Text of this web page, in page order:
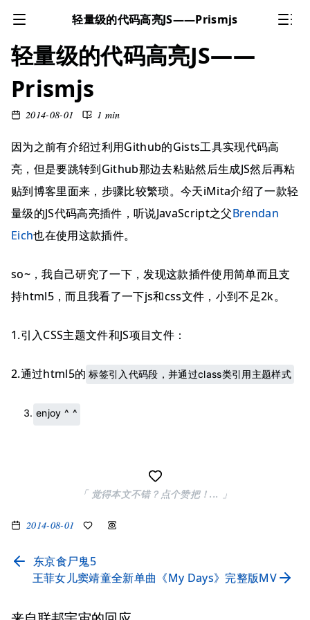
轻量级的代码高亮JS——Prismjs
轻量级的代码高亮JS——
Prismjs
2014-08-01 1 min
因为之前有介绍过利用Github的Gists工具实现代码高
亮，但是要跳转到Github那边去粘贴然后生成JS然后再粘
贴到博客里面来，步骤比较繁琐。今天iMita介绍了一款轻
量级的JS代码高亮插件，听说JavaScript之父Brendan
Eich也在使用这款插件。
so~，我自己研究了一下，发现这款插件使用简单而且支
持html5，而且我看了一下js和css文件，小到不足2k。
1.引入CSS主题文件和JS项目文件：
2.通过html5的 标签引入代码段，并通过class类引用主题样式
enjoy ^ ^
「 觉得本文不错？点个赞把！... 」
2014-08-01
东京食尸鬼5
王菲女儿窦靖童全新单曲《My Days》完整版MV